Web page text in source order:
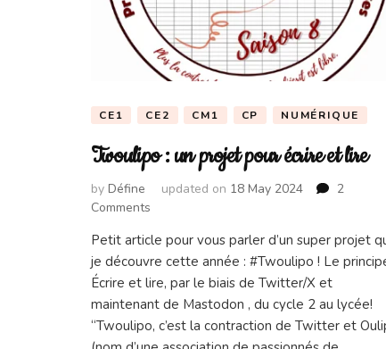
CE1 CE2 CM1 CP NUMÉRIQUE
Twoulipo : un projet pour écrire et lire
by Défine updated on 18 May 2024
2
Comments
:
un
projet
pour
écrire
et
Petit article pour vous parler d’un super projet
je découvre cette année : #Twoulipo ! Le
Écrire et lire, par le biais de Twitter/X et
maintenant de Mastodon , du cycle 2 au lycée!
“Twoulipo, c’est la contraction de Twitter et